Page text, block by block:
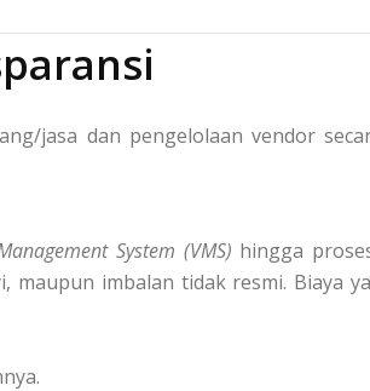
jasa dan pengelolaan vendor
System (VMS) hingga
imbalan tidak resmi. Biaya